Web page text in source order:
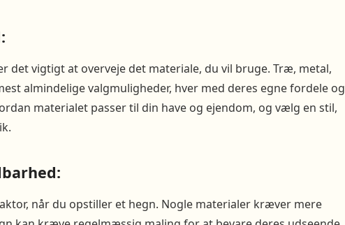
det vigtigt at overveje det materiale, du vil bruge. Træ, metal,
almindelige valgmuligheder, hver med deres egne fordele og
materialet passer til din have og ejendom, og vælg en stil,
når du opstiller et hegn. Nogle materialer kræver mere